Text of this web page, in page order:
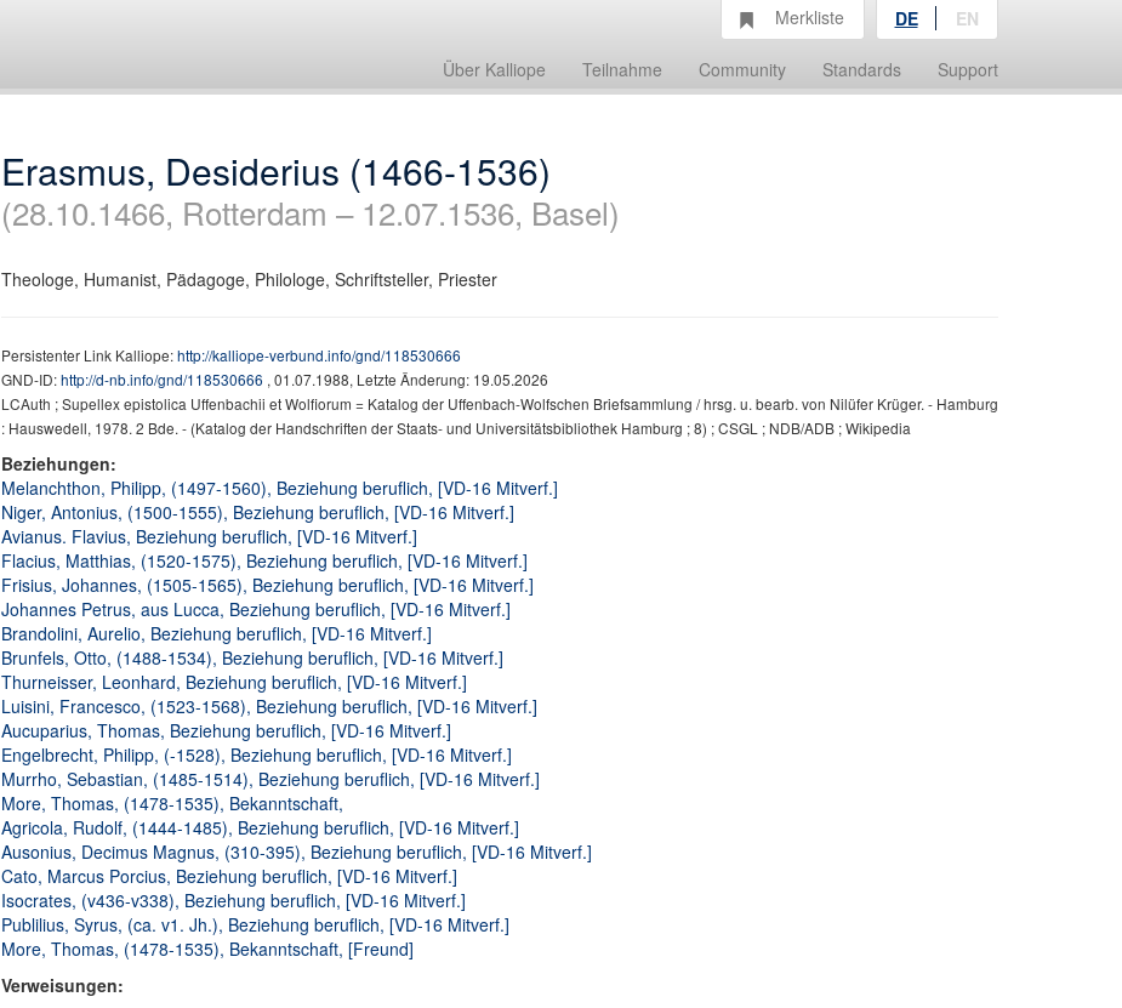
Über Kalliope Teilnahme Community Standards Support
Merkliste DE EN
Erasmus, Desiderius (1466-1536)
(28.10.1466, Rotterdam – 12.07.1536, Basel)
Theologe, Humanist, Pädagoge, Philologe, Schriftsteller, Priester
Persistenter Link Kalliope:http://kalliope-verbund.info/gnd/118530666
GND-ID:http://d-nb.info/gnd/118530666 , 01.07.1988, Letzte Änderung: 19.05.2026
LCAuth ; Supellex epistolica Uffenbachii et Wolfiorum = Katalog der Uffenbach-Wolfschen Briefsammlung / hrsg. u. bearb. von Nilüfer Krüger. - Hamburg
: Hauswedell, 1978. 2 Bde. - (Katalog der Handschriften der Staats- und Universitätsbibliothek Hamburg ; 8) ; CSGL ; NDB/ADB ; Wikipedia
Beziehungen:
Melanchthon, Philipp, (1497-1560), Beziehung beruflich, [VD-16 Mitverf.]
Niger, Antonius, (1500-1555), Beziehung beruflich, [VD-16 Mitverf.]
Avianus. Flavius, Beziehung beruflich, [VD-16 Mitverf.]
Flacius, Matthias, (1520-1575), Beziehung beruflich, [VD-16 Mitverf.]
Frisius, Johannes, (1505-1565), Beziehung beruflich, [VD-16 Mitverf.]
Johannes Petrus, aus Lucca, Beziehung beruflich, [VD-16 Mitverf.]
Brandolini, Aurelio, Beziehung beruflich, [VD-16 Mitverf.]
Brunfels, Otto, (1488-1534), Beziehung beruflich, [VD-16 Mitverf.]
Thurneisser, Leonhard, Beziehung beruflich, [VD-16 Mitverf.]
Luisini, Francesco, (1523-1568), Beziehung beruflich, [VD-16 Mitverf.]
Aucuparius, Thomas, Beziehung beruflich, [VD-16 Mitverf.]
Engelbrecht, Philipp, (-1528), Beziehung beruflich, [VD-16 Mitverf.]
Murrho, Sebastian, (1485-1514), Beziehung beruflich, [VD-16 Mitverf.]
More, Thomas, (1478-1535), Bekanntschaft,
Agricola, Rudolf, (1444-1485), Beziehung beruflich, [VD-16 Mitverf.]
Ausonius, Decimus Magnus, (310-395), Beziehung beruflich, [VD-16 Mitverf.]
Cato, Marcus Porcius, Beziehung beruflich, [VD-16 Mitverf.]
Isocrates, (v436-v338), Beziehung beruflich, [VD-16 Mitverf.]
Publilius, Syrus, (ca. v1. Jh.), Beziehung beruflich, [VD-16 Mitverf.]
More, Thomas, (1478-1535), Bekanntschaft, [Freund]
Verweisungen: